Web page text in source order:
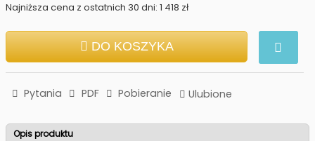
Najniższa cena z ostatnich 30 dni: 1 418 zł
DO KOSZYKA
Pytania PDF Pobieranie Ulubione
Opis produktu